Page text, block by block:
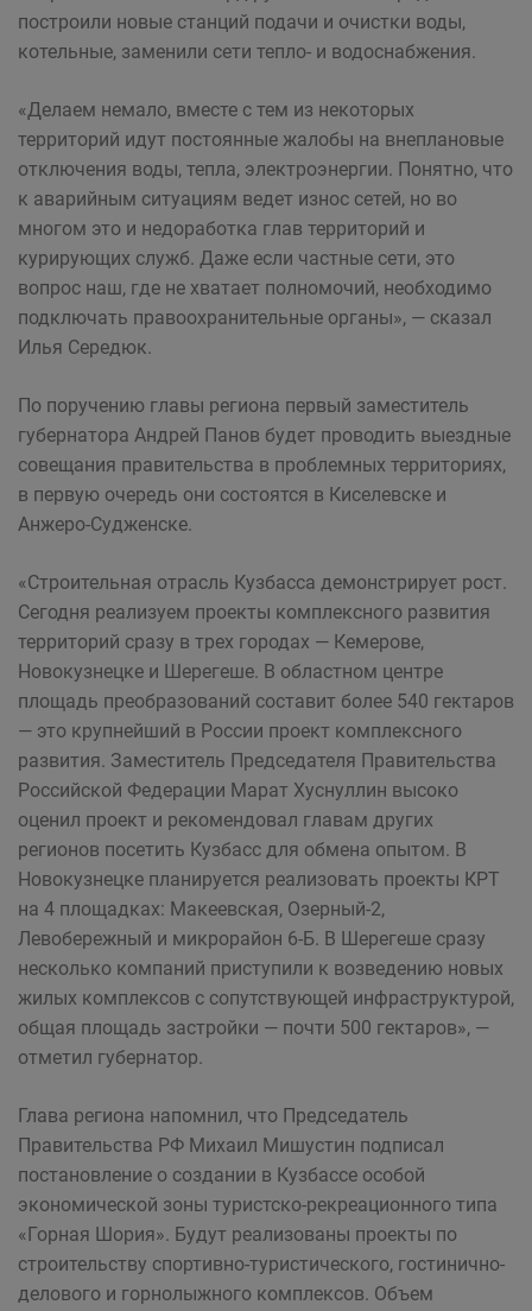
построили новые станций подачи и очистки воды,
котельные, заменили сети тепло- и водоснабжения.
«Делаем немало, вместе с тем из некоторых
территорий идут постоянные жалобы на внеплановые
отключения воды, тепла, электроэнергии. Понятно, что
к аварийным ситуациям ведет износ сетей, но во
многом это и недоработка глав территорий и
курирующих служб. Даже если частные сети, это
вопрос наш, где не хватает полномочий, необходимо
подключать правоохранительные органы», — сказал
Илья Середюк.
По поручению главы региона первый заместитель
губернатора Андрей Панов будет проводить выездные
совещания правительства в проблемных территориях,
в первую очередь они состоятся в Киселевске и
Анжеро-Судженске.
«Строительная отрасль Кузбасса демонстрирует рост.
Сегодня реализуем проекты комплексного развития
территорий сразу в трех городах — Кемерове,
Новокузнецке и Шерегеше. В областном центре
площадь преобразований составит более 540 гектаров
— это крупнейший в России проект комплексного
развития. Заместитель Председателя Правительства
Российской Федерации Марат Хуснуллин высоко
оценил проект и рекомендовал главам других
регионов посетить Кузбасс для обмена опытом. В
Новокузнецке планируется реализовать проекты КРТ
на 4 площадках: Макеевская, Озерный-2,
Левобережный и микрорайон 6-Б. В Шерегеше сразу
несколько компаний приступили к возведению новых
жилых комплексов с сопутствующей инфраструктурой,
общая площадь застройки — почти 500 гектаров», —
отметил губернатор.
Глава региона напомнил, что Председатель
Правительства РФ Михаил Мишустин подписал
постановление о создании в Кузбассе особой
экономической зоны туристско-рекреационного типа
«Горная Шория». Будут реализованы проекты по
строительству спортивно-туристического, гостинично-
делового и горнолыжного комплексов. Объем